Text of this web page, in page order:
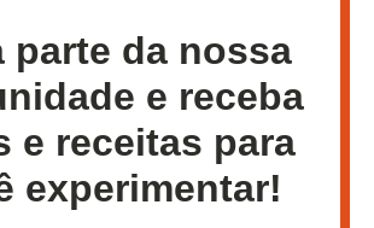
parte da nossa
e receba
e receitas para
experimentar!